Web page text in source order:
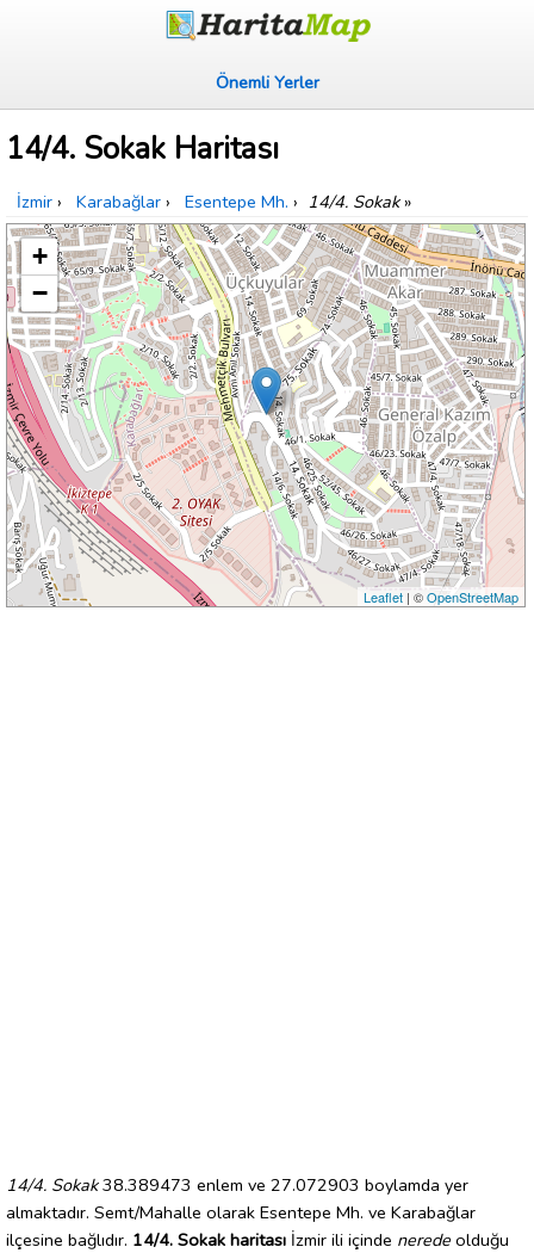
Önemli Yerler
14/4. Sokak Haritası
İzmir › Karabağlar › Esentepe Mh. › 14/4. Sokak»
+
−
Leaflet| ©OpenStreetMap
14/4. Sokak38.389473 enlem ve 27.072903 boylamda yer
almaktadır. Semt/Mahalle olarak Esentepe Mh. ve Karabağlar
ilçesine bağlıdır. 14/4. Sokak haritası İzmir ili içinde nerede olduğu